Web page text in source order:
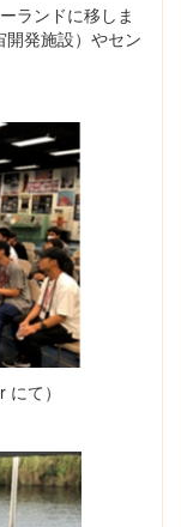
ランドに移しま
発施設）やセン
て）